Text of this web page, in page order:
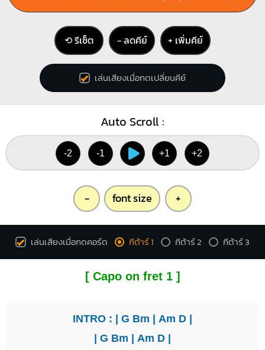
B
1 1
2 3
Ebm
X
6 1
1
2
3
4
1 1 1
3 4
1
1
2
F#m
1 1 1 1
G#7
X X
2
D7
X X O
⟲ รีเซ็ต − ลดคีย์ + เพิ่มคีย์
เล่นเสียงเมื่อกดเปลี่ยนคีย์
Auto Scroll :
-2 -1 +1 +2
- font size +
เล่นเสียงเมื่อกดคอร์ด กีต้าร์ 1 กีต้าร์ 2 กีต้าร์ 3
[ Capo on fret 1 ]
INTRO : | G Bm | Am D |
| G Bm | Am D |